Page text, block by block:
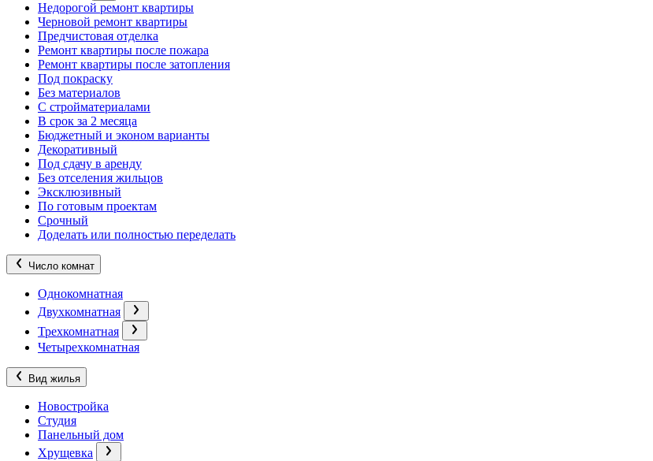
Недорогой ремонт квартиры
Черновой ремонт квартиры
Предчистовая отделка
Ремонт квартиры после пожара
Ремонт квартиры после затопления
Под покраску
Без материалов
С стройматериалами
В срок за 2 месяца
Бюджетный и эконом варианты
Декоративный
Под сдачу в аренду
Без отселения жильцов
Эксклюзивный
По готовым проектам
Срочный
Доделать или полностью переделать
Число комнат
Однокомнатная
Двухкомнатная
Трехкомнатная
Четырехкомнатная
Вид жилья
Новостройка
Студия
Панельный дом
Хрущевка